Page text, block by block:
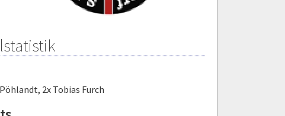
, 2x Tobias Furch